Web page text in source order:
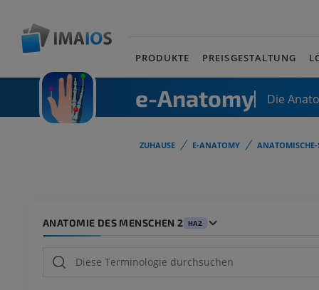
PRODUKTE PREISGESTALTUNG
e-Anatomy Die
ZUHAUSE E-ANATOMY ANATOMISCHE-
ANATOMIE DES MENSCHEN 2 HA2